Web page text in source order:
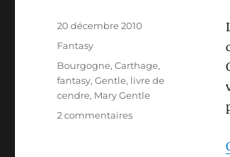
Publié
20 décembre 2010
Catégories
Fantasy
Étiquettes
Bourgogne,Carthage,
fantasy,Gentle, livre de
cendre, Mary Gentle
2 commentairessur